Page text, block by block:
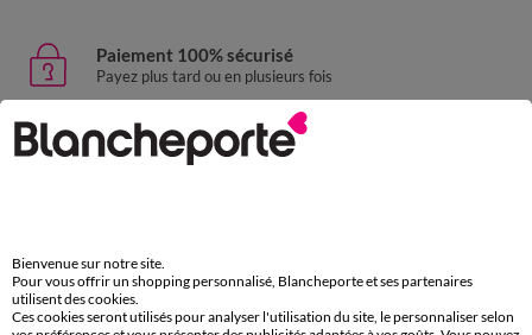
Paiement 100% sécurisé
Payez plus tard ou en plusieurs fois
Livraison express
domicile, relais, consignes automatiques
Service clients
par chat et par téléphone
Bienvenue sur notre site.
Pour vous offrir un shopping personnalisé, Blancheporte et ses partenaires
utilisent des cookies.
Ces cookies seront utilisés pour analyser l'utilisation du site, le personnaliser selon